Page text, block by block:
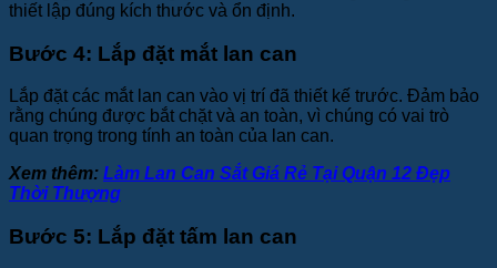
thiết lập đúng kích thước và ổn định.
Bước 4: Lắp đặt mắt lan can
Lắp đặt các mắt lan can vào vị trí đã thiết kế trước. Đảm bảo
rằng chúng được bắt chặt và an toàn, vì chúng có vai trò
quan trọng trong tính an toàn của lan can.
Xem thêm: Làm Lan Can Sắt Giá Rẻ Tại Quận 12 Đẹp
Thời Thượng
Bước 5: Lắp đặt tấm lan can